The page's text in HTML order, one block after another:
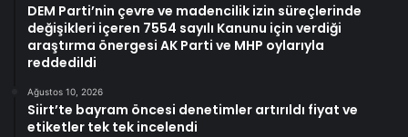
DEM Parti’nin çevre ve madencilik izin süreçlerinde
değişikleri içeren 7554 sayılı Kanunu için verdiği
araştırma önergesi AK Parti ve MHP oylarıyla
reddedildi
Ağustos 10, 2026
Siirt’te bayram öncesi denetimler artırıldı fiyat ve
etiketler tek tek incelendi